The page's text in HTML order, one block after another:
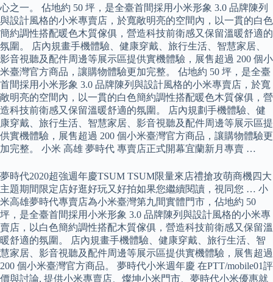
心之一。 佔地約 50 坪，是全臺首間採用小米形象 3.0 品牌陳列
與設計風格的小米專賣店，於寬敞明亮的空間內，以一貫的白色
簡約調性搭配暖色木質傢俱，營造科技前衛感又保留溫暖舒適的
氛圍。 店內規畫手機體驗、健康穿戴、旅行生活、智慧家居、
影音視聽及配件周邊等展示區提供實機體驗，展售超過 200 個小
米臺灣官方商品，讓購物體驗更加完整。 佔地約 50 坪，是全臺
首間採用小米形象 3.0 品牌陳列與設計風格的小米專賣店，於寬
敞明亮的空間內，以一貫的白色簡約調性搭配暖色木質傢俱，營
造科技前衛感又保留溫暖舒適的氛圍。 店內規劃手機體驗、健
康穿戴、旅行生活、智慧家居、影音視聽及配件周邊等展示區提
供實機體驗，展售超過 200 個小米臺灣官方商品，讓購物體驗更
加完整。 小米 高雄 夢時代 專賣店正式開幕宜蘭新月專賣 …
夢時代2020超強週年慶TSUM TSUM限量來店禮搶攻萌商機四大
主題期間限定店好逛好玩又好拍如果您繼續閱讀，視同您 … 小
米高雄夢時代專賣店為小米臺灣第九間實體門市，佔地約 50
坪，是全臺首間採用小米形象 3.0 品牌陳列與設計風格的小米專
賣店，以白色簡約調性搭配木質傢俱，營造科技前衛感又保留溫
暖舒適的氛圍。 店內規畫手機體驗、健康穿戴、旅行生活、智
慧家居、影音視聽及配件周邊等展示區提供實機體驗，展售超過
200 個小米臺灣官方商品。 夢時代小米週年慶 在PTT/mobile01評
價與討論, 提供小米專賣店、燦坤小米門市、夢時代小米優惠就